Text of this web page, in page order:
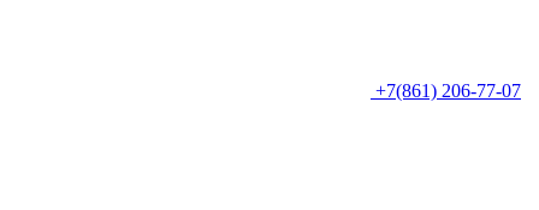
+7(861) 206-77-07